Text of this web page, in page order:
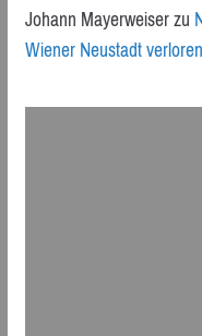
Johann Mayerweiserzu
Wiener Neustadt verloren